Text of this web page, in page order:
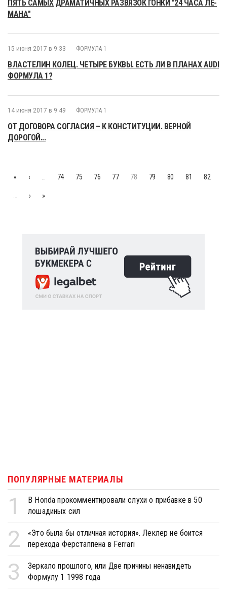
ПЯТЬ САМЫХ ДРАМАТИЧНЫХ РАЗВЯЗОК ГОНКИ "24 ЧАСА ЛЕ-
МАНА"
15 июня 2017 в 9:33 ФОРМУЛА 1
ВЛАСТЕЛИН КОЛЕЦ. ЧЕТЫРЕ БУКВЫ. ЕСТЬ ЛИ В ПЛАНАХ AUDI
ФОРМУЛА 1?
14 июня 2017 в 9:49 ФОРМУЛА 1
ОТ ДОГОВОРА СОГЛАСИЯ – К КОНСТИТУЦИИ. ВЕРНОЙ
ДОРОГОЙ...
« ‹ 74 75 76 77 78 79 80 81 82
› »
ПОПУЛЯРНЫЕ МАТЕРИАЛЫ
1
В Honda прокомментировали слухи о прибавке в 50
лошадиных сил
2
«Это была бы отличная история». Леклер не боится
перехода Ферстаппена в Ferrari
3
Зеркало прошлого, или Две причины ненавидеть
Формулу 1 1998 года